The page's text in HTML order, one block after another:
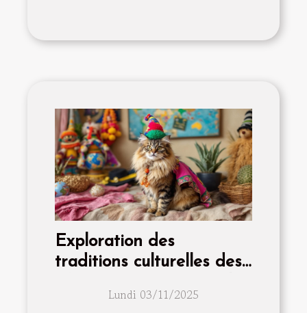
Exploration des
traditions culturelles des
Lundi 03/11/2025